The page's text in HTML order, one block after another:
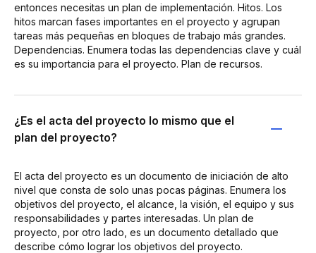
entonces necesitas un plan de implementación. Hitos. Los
hitos marcan fases importantes en el proyecto y agrupan
tareas más pequeñas en bloques de trabajo más grandes.
Dependencias. Enumera todas las dependencias clave y cuál
es su importancia para el proyecto. Plan de recursos.
¿Es el acta del proyecto lo mismo que el
plan del proyecto?
El acta del proyecto es un documento de iniciación de alto
nivel que consta de solo unas pocas páginas. Enumera los
objetivos del proyecto, el alcance, la visión, el equipo y sus
responsabilidades y partes interesadas. Un plan de
proyecto, por otro lado, es un documento detallado que
describe cómo lograr los objetivos del proyecto.